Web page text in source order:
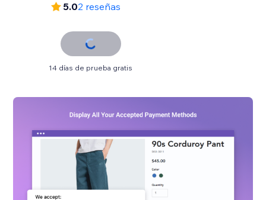
5.02 reseñas
14 días de prueba gratis